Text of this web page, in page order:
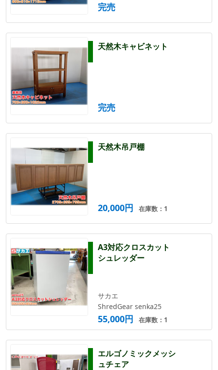
完売
天然木キャビネット
完売
天然木吊戸棚
20,000円 在庫数：1
A3対応クロスカット
シュレッダー
サカエ
ShredGear senka25
55,000円 在庫数：1
エルゴノミックメッシ
ュチェア